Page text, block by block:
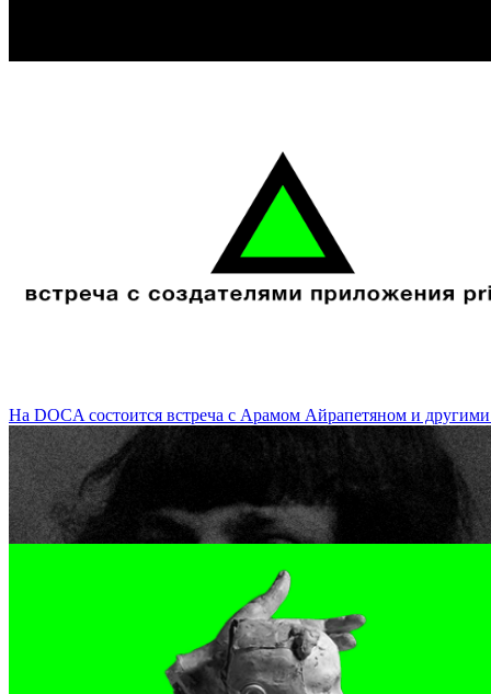
«Место преступления» часть 2 от арт-центра
На DOCA состоится встреча с Арамом Айрапетяном и